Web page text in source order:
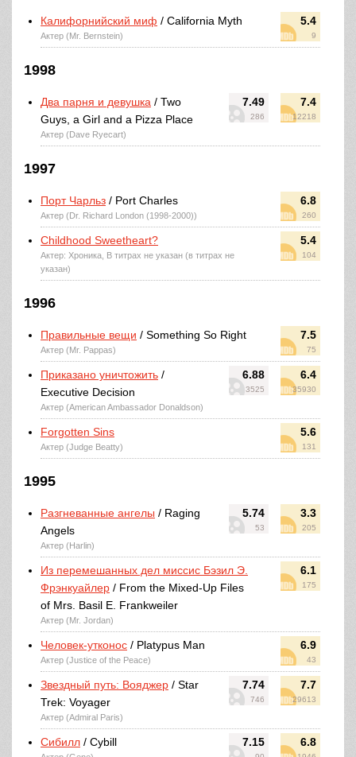
5.4
9
Калифорнийский миф / California Myth
Актер (Mr. Bernstein)
1998
7.49
286
7.4
12218
Два парня и девушка / Two
Guys, a Girl and a Pizza Place
Актер (Dave Ryecart)
1997
6.8
260
Порт Чарльз / Port Charles
Актер (Dr. Richard London (1998-2000))
5.4
104
Childhood Sweetheart?
Актер: Хроника, В титрах не указан (в титрах не
указан)
1996
7.5
75
Правильные вещи / Something So Right
Актер (Mr. Pappas)
6.88
3525
6.4
35930
Приказано уничтожить /
Executive Decision
Актер (American Ambassador Donaldson)
5.6
131
Forgotten Sins
Актер (Judge Beatty)
1995
5.74
53
3.3
205
Разгневанные ангелы / Raging
Angels
Актер (Harlin)
6.1
175
Из перемешанных дел миссис Бэзил Э.
Фрэнкуайлер / From the Mixed-Up Files
of Mrs. Basil E. Frankweiler
Актер (Mr. Jordan)
6.9
43
Человек-утконос / Platypus Man
Актер (Justice of the Peace)
7.74
746
7.7
29613
Звездный путь: Вояджер / Star
Trek: Voyager
Актер (Admiral Paris)
7.15 6.8
Сибилл / Cybill